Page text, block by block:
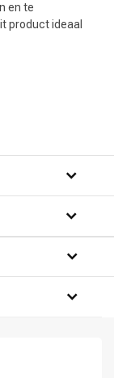
en te
product ideaal